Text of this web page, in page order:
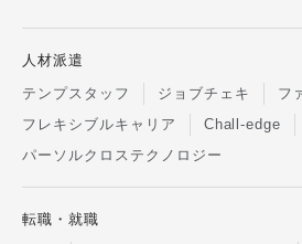
人材派遣
テンプスタッフ
ジョブチェキ
フ
フレキシブルキャリア
Chall-edge
パーソルクロステクノロジー
転職・就職